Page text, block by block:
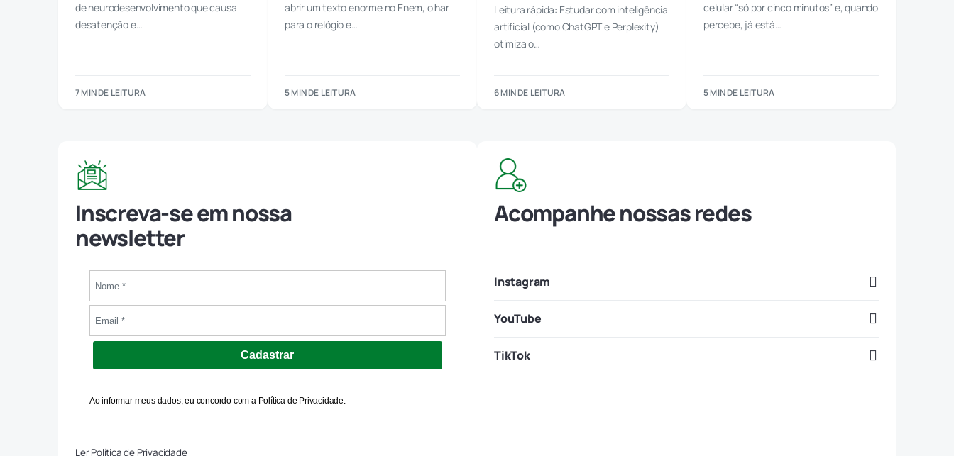
de neurodesenvolvimento que causa
desatenção e…
7 MIN DE LEITURA
abrir um texto enorme no Enem, olhar
para o relógio e…
5 MIN DE LEITURA
Leitura rápida: Estudar com inteligência
artificial (como ChatGPT e Perplexity)
otimiza o…
6 MIN DE LEITURA
celular “só por cinco minutos” e, quando
percebe, já está…
5 MIN DE LEITURA
Inscreva-se em nossa
newsletter
Cadastrar
Ao informar meus dados, eu concordo com a Política de Privacidade.
Ler Política de Privacidade
Acompanhe nossas redes
Instagram
YouTube
TikTok